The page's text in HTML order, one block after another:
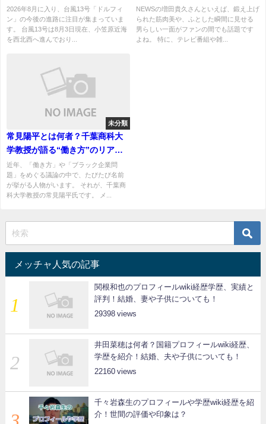
2026年8月に入り、台風13号「ドルフィ
ン」の今後の進路に注目が集まっていま
す。 台風13号は8月3日現在、小笠原近海
を西北西へ進んでおり...
血管が浮き出る人の特徴、原因
は？
NEWSの増田貴久さんといえば、鍛え上げ
られた筋肉美や、ふとした瞬間に見せる
男らしい一面がファンの間でも話題です
よね。 特に、テレビ番組や雑...
未分類
常見陽平とは何者？千葉商科大
学教授が語る“働き方”のリアル
に注目
近年、「働き方」や「ブラック企業問
題」をめぐる議論の中で、たびたび名前
が挙がる人物がいます。 それが、千葉商
科大学教授の常見陽平氏です。 メ...
メッチャ人気の記事
関根和也のプロフィールwiki経歴学歴、実績と
評判！結婚、妻や子供についても！
29398
井田菜穂は何者？国籍プロフィールwiki経歴、
学歴を紹介！結婚、夫や子供についても！
22160
千々岩森生のプロフィールや学歴wiki経歴を紹
介！世間の評価や印象は？